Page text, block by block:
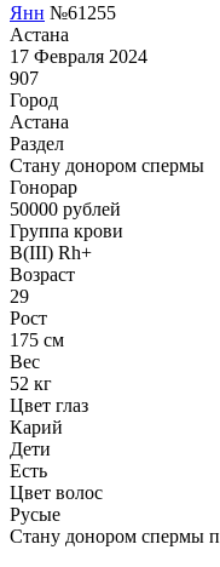
Янн №61255
Астана
17 Февраля 2024
907
Город
Астана
Раздел
Стану донором спермы
Гонoрар
50000 рублей
Группа крови
B(III) Rh+
Возраст
29
Рост
175 см
Вес
52 кг
Цвет глаз
Карий
Дети
Есть
Цвет волос
Русые
Стану донором спермы